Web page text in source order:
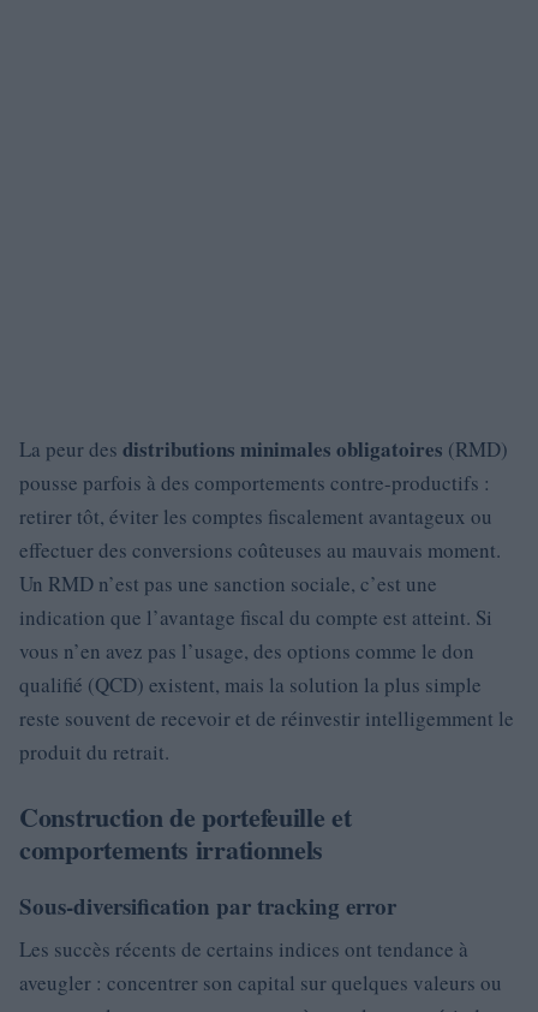
La peur des distributions minimales obligatoires (RMD)
pousse parfois à des comportements contre-productifs :
retirer tôt, éviter les comptes fiscalement avantageux ou
effectuer des conversions coûteuses au mauvais moment.
Un RMD n’est pas une sanction sociale, c’est une
indication que l’avantage fiscal du compte est atteint. Si
vous n’en avez pas l’usage, des options comme le don
qualifié (QCD) existent, mais la solution la plus simple
reste souvent de recevoir et de réinvestir intelligemment le
produit du retrait.
Construction de portefeuille et
comportements irrationnels
Sous-diversification par tracking error
Les succès récents de certains indices ont tendance à
aveugler : concentrer son capital sur quelques valeurs ou